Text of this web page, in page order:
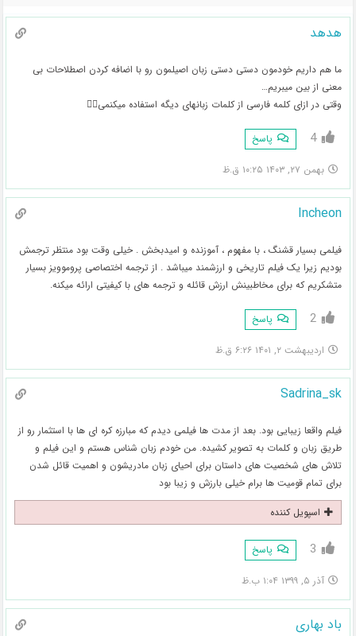
هدهد
ما هم داریم خودمون دستی دستی زبان اصیلمون رو با اضافه کردن اصطلاحات بی
معنی از بین میبریم…
وقتی در ازای کلمه فارسی از کلمات زبانهای دیگه استفاده میکنمی🤦‍♀️
4 پاسخ
بهمن ۲۷, ۱۴۰۳ ۱۰:۲۵ ق.ظ
Incheon
فیلمی بسیار قشنگ ، با مفهوم ، آموزنده و امیدبخش . خیلی وقت بود منتظر ترجمش
بودیم زیرا یک فیلم تاریخی و ارزشمند میباشد . از ترجمه اختصاصی پروموویز بسیار
متشکریم که برای مخاطبینش ارزش قائله و ترجمه های با کیفیتی ارائه میکنه.
2 پاسخ
اردیبهشت ۲, ۱۴۰۱ ۶:۲۶ ق.ظ
Sadrina_sk
فیلم واقعا زیبایی بود. بعد از مدت ها فیلمی دیدم که مبارزه کره ای ها با استثمار رو از
طریق زبان و کلمات به تصویر کشیده. من خودم زبان شناس هستم و این فیلم و
تلاش های شخصیت های داستان برای احیای زبان مادریشون و اهمیت قائل شدن
برای تمام قومیت ها برام خیلی بارزش و زیبا بود
اسپویل کننده
3 پاسخ
آذر ۵, ۱۳۹۹ ۱:۰۴ ب.ظ
باد بهاری